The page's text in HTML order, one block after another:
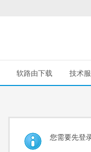
软路由下载 技术
您需要先登